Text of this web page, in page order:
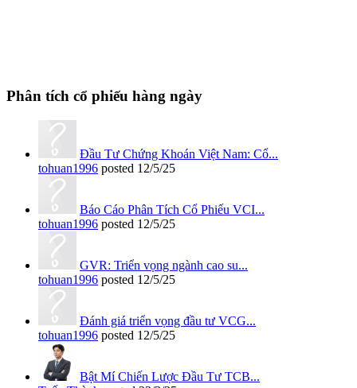
Phân tích cổ phiếu hàng ngày
Đầu Tư Chứng Khoán Việt Nam: Cổ...
tohuan1996 posted 12/5/25
Báo Cáo Phân Tích Cổ Phiếu VCI...
tohuan1996 posted 12/5/25
GVR: Triển vọng ngành cao su...
tohuan1996 posted 12/5/25
Đánh giá triển vọng đầu tư VCG...
tohuan1996 posted 12/5/25
Bật Mí Chiến Lược Đầu Tư TCB...